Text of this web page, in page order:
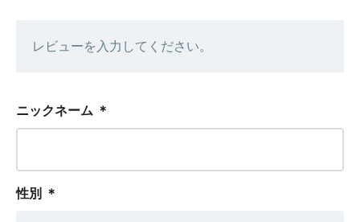
レビューを入力してください。
ニックネーム ＊
性別 ＊